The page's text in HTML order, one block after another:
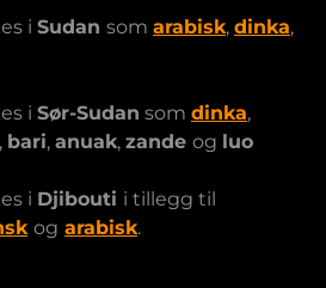
i Sudan som arabisk, dinka,
i Sør-Sudan som dinka,
, bari, anuak, zande og luo
i Djibouti i tillegg til
og arabisk.